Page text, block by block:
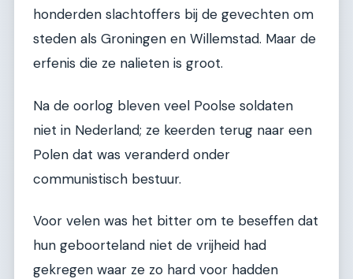
honderden slachtoffers bij de gevechten om
steden als Groningen en Willemstad. Maar de
erfenis die ze nalieten is groot.
Na de oorlog bleven veel Poolse soldaten
niet in Nederland; ze keerden terug naar een
Polen dat was veranderd onder
communistisch bestuur.
Voor velen was het bitter om te beseffen dat
hun geboorteland niet de vrijheid had
gekregen waar ze zo hard voor hadden